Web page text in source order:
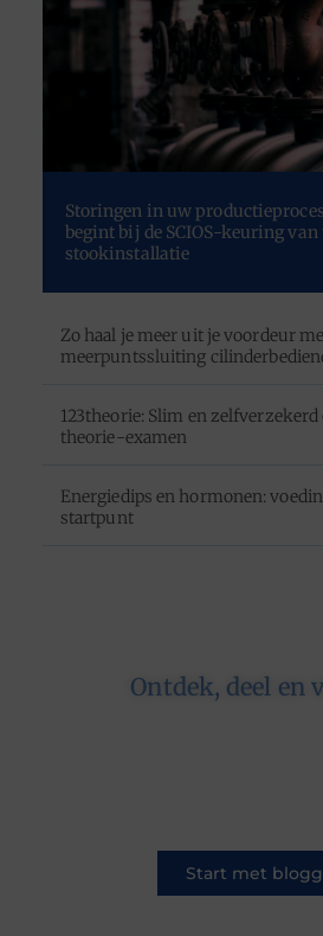
Storingen in uw
begint bij de SCIOS-keuring van
stookinstallatie
Zo haal je meer uit je voordeur
meerpuntssluiting
123theorie: Slim en zelfverzekerd
theorie-examen
Energiedips en hormonen:
startpunt
Ontdek, deel en
Start met